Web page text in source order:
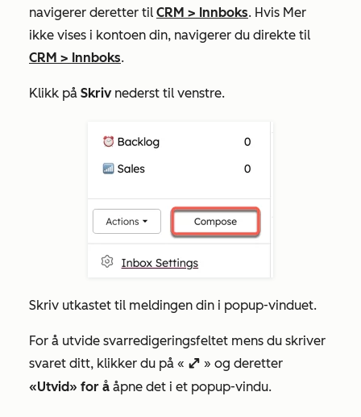
navigerer deretter til CRM > Innboks. Hvis Mer
ikke vises i kontoen din, navigerer du direkte til
CRM > Innboks.
Klikk på Skrivnederst til venstre.
Skriv utkastet til meldingen din i popup-vinduet.
For å utvide svarredigeringsfeltet mens du skriver
svaret ditt, klikker du på « enlarge » og deretter
«Utvid» for å åpne det i et popup-vindu.